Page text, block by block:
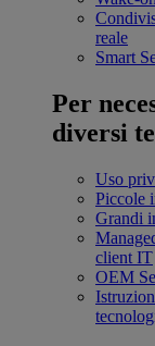
reale
Smart
Per
diversi
Uso
Piccole
Grandi
client IT
OEM